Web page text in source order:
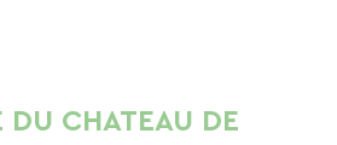
DU CHATEAU DE